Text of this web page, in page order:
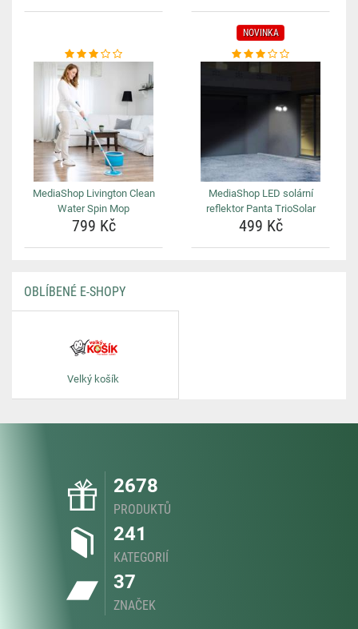
MediaShop Livington Clean
Water Spin Mop
799 Kč
NOVINKA
MediaShop LED solární
reflektor Panta TrioSolar
499 Kč
OBLÍBENÉ E-SHOPY
Velký košík
2678
PRODUKTŮ
241
KATEGORIÍ
37
ZNAČEK